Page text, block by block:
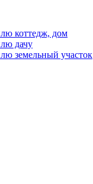
коттедж, дом
дачу
земельный участок